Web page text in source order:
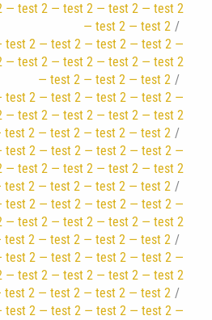
test 2 — test 2 — test 2 — test 2
— test 2 — test 2
test 2 — test 2 — test 2 — test 2 —
test 2 — test 2 — test 2 — test 2
— test 2 — test 2 — test 2
test 2 — test 2 — test 2 — test 2 —
test 2 — test 2 — test 2 — test 2
test 2 — test 2 — test 2 — test 2
test 2 — test 2 — test 2 — test 2 —
test 2 — test 2 — test 2 — test 2
test 2 — test 2 — test 2 — test 2
test 2 — test 2 — test 2 — test 2 —
test 2 — test 2 — test 2 — test 2
2 — test 2 — test 2 — test 2
test 2 — test 2 — test 2 — test 2 —
test 2 — test 2 — test 2 — test 2
2 — test 2 — test 2 — test 2
test 2 — test 2 — test 2 — test 2 —